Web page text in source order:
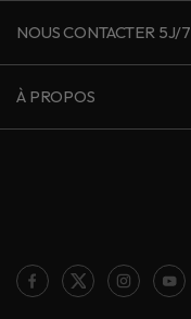
NOUS CONTACTER 5J/7
À PROPOS